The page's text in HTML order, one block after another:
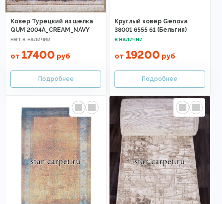
Ковер Турецкий из шелка
QUM 2004A_CREAM_NAVY
от 17400 руб
Круглый ковер Genova
38001 6555 61 (Бельгия)
от 19200 руб